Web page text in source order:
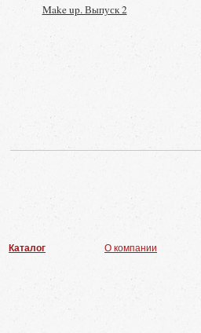
Make up. Выпуск 2
Каталог О компании